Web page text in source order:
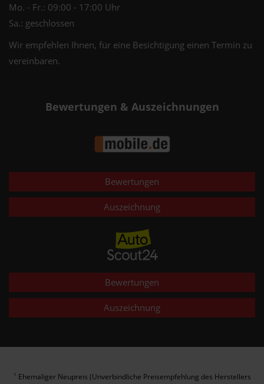
Mo. - Fr.: 09:00 - 17:00 Uhr
Sa.: geschlossen
Wir empfehlen Ihnen, für eine Besichtigung einen Termin zu
vereinbaren.
Bewertungen & Auszeichnungen
Bewertungen
Auszeichnung
Bewertungen
Auszeichnung
1 Ehemaliger Neupreis (Unverbindliche Preisempfehlung des Herstellers